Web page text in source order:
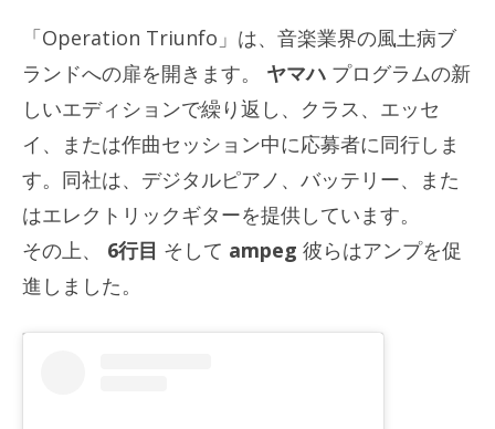
「Operation Triunfo」は、音楽業界の風土病ブ
ランドへの扉を開きます。 ヤマハ プログラムの新
しいエディションで繰り返し、クラス、エッセ
イ、または作曲セッション中に応募者に同行しま
す。同社は、デジタルピアノ、バッテリー、また
はエレクトリックギターを提供しています。
その上、 6行目 そして ampeg 彼らはアンプを促
進しました。